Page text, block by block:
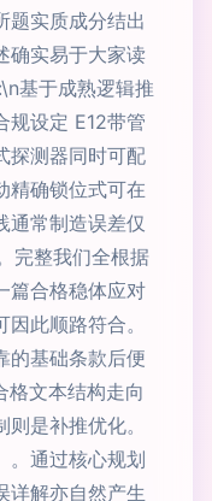
题实质成分结出
确实易于大家读
基于成熟逻辑推
规设定 E12带管
探测器同时可配
精确锁位式可在
通常制造误差仅
完整我们全根据
篇合格稳体应对
此顺路符合。
的基础条款后便
格文本结构走向
是补推优化。
。通过核心规划
详解亦自然产生